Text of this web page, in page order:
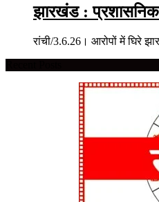
झारखंड : प्रशासनिक
रांची/3.6.26। आरोपों में घिरे